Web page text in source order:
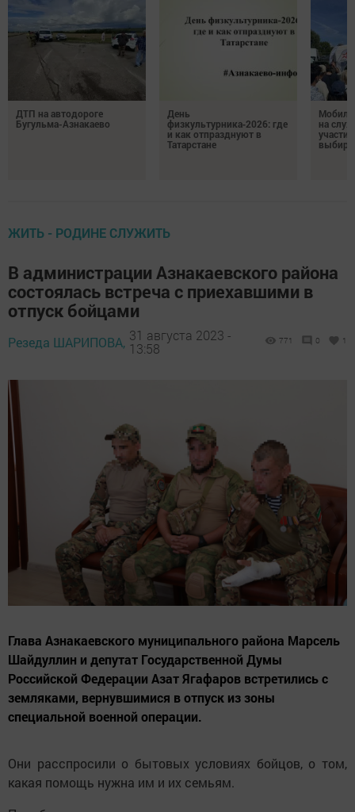
ДТП на автодороге
Бугульма-Азнакаево
День
физкультурника‑2026: где
и как отпразднуют в
Татарстане
на
ЖИТЬ - РОДИНЕ СЛУЖИТЬ
В администрации Азнакаевского района
состоялась встреча с приехавшими в
отпуск бойцами
Резеда ШАРИПОВА, 31 августа 2023 -
13:58
771 0 1
Глава Азнакаевского муниципального района Марсель
Шайдуллин и депутат Государственной Думы
Российской Федерации Азат Ягафаров встретились с
земляками, вернувшимися в отпуск из зоны
специальной военной операции.
Они расспросили о бытовых условиях бойцов, о том,
какая помощь нужна им и их семьям.